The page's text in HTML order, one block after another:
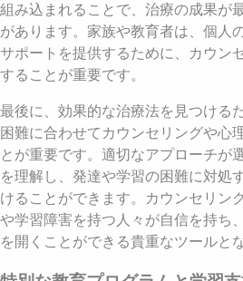
組み込まれることで、治療の成果が
があります。家族や教育者は、個人
サポートを提供するために、カウン
することが重要です。
最後に、効果的な治療法を見つける
困難に合わせてカウンセリングや心
とが重要です。適切なアプローチが
を理解し、発達や学習の困難に対処
けることができます。カウンセリン
や学習障害を持つ人々が自信を持ち
を開くことができる貴重なツールと